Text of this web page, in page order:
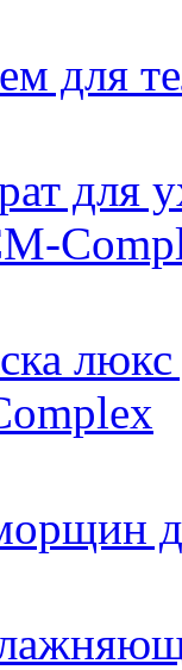
для
для
люкс